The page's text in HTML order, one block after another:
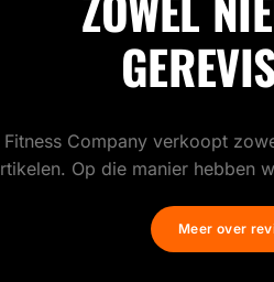
Fitness Company verkoopt
Op die manier hebben
Meer over